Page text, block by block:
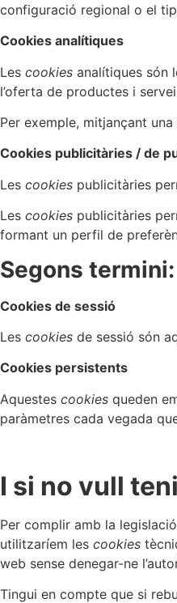
configuració regional o el
Cookies analítiques
Les cookies analítiques són
l’oferta de productes i
Per exemple, mitjançant una
Cookies publicitàries / de
Les cookies publicitàries
Les cookies publicitàries
formant un perfil de
Segons termini:
Cookies de sessió
Les cookies de sessió són
Cookies persistents
Aquestes cookies queden
paràmetres cada vegada
I si no vull
Per complir amb la
utilitzaríem les cookies
web sense denegar-ne
Tingui en compte que si